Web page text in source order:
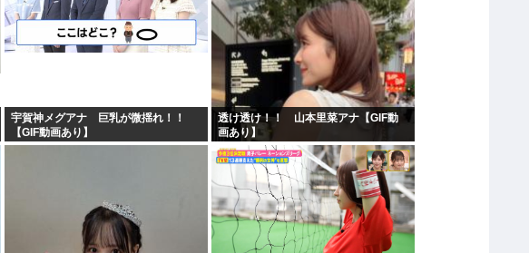
宇賀神メグアナ 巨乳が微揺れ！！
【GIF動画あり】
透け透け！！ 山本里菜アナ【GIF動
画あり】